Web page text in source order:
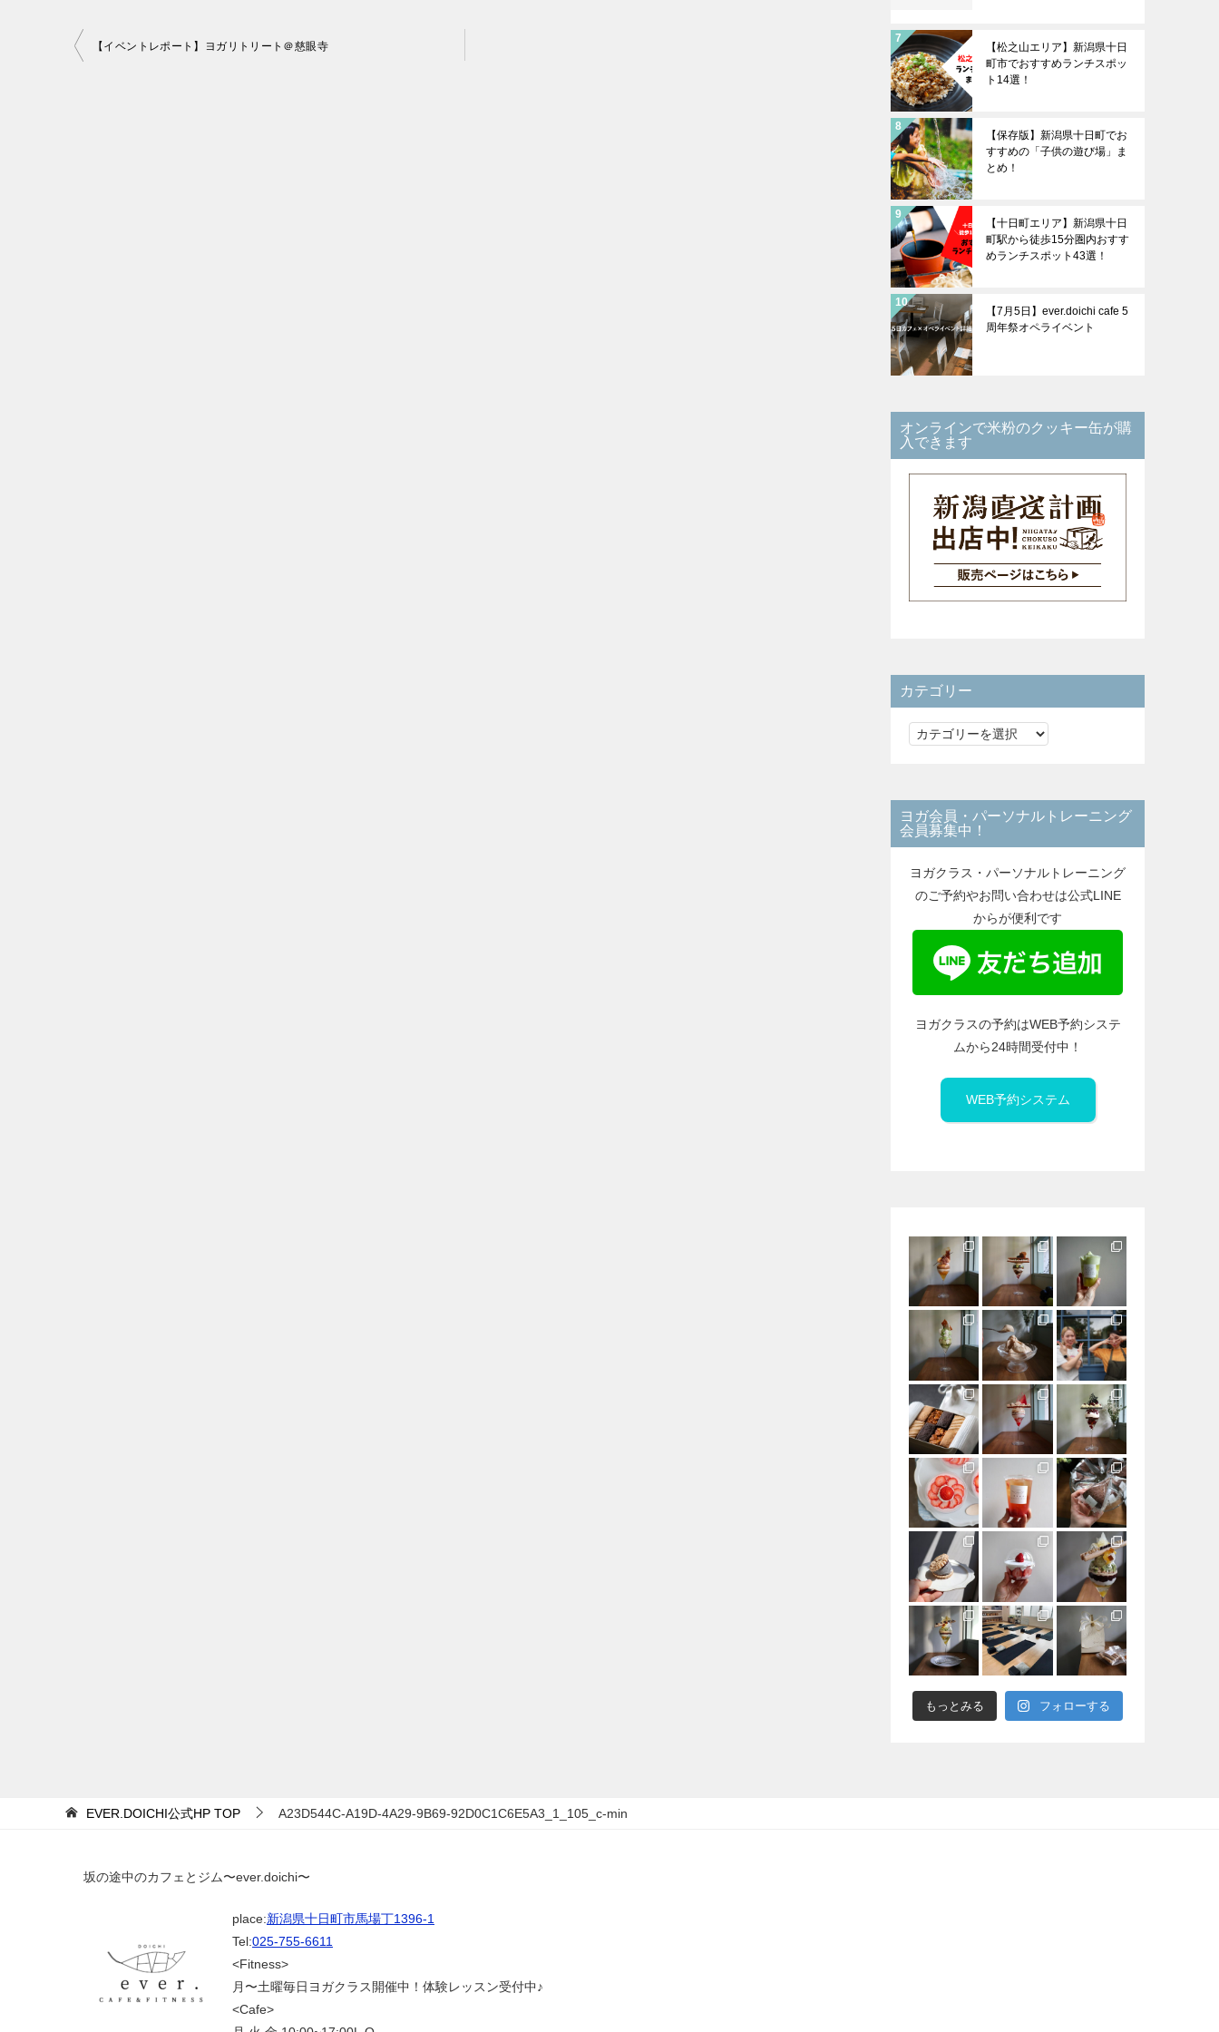
投
【イベントレポート】ヨガリトリート＠慈眼寺
【松之山エリア】新潟県十日
町市でおすすめランチスポッ
ト14選！
【保存版】新潟県十日町でお
すすめの「子供の遊び場」ま
とめ！
【十日町エリア】新潟県十日
町駅から徒歩15分圏内おすす
めランチスポット43選！
【7月5日】ever.doichi cafe 5
周年祭オペライベント
オンラインで米粉のクッキー缶が購
入できます
カテゴリー
カ
リ
ー
ヨガ会員・パーソナルトレーニング
会員募集中！
ヨガクラス・パーソナルトレーニング
のご予約やお問い合わせは公式LINE
からが便利です
ヨガクラスの予約はWEB予約システ
ムから24時間受付中！
WEB予約システム
もっとみる フォローする
EVER.DOICHI公式HP TOP A23D544C-A19D-4A29-9B69-92D0C1C6E5A3_1_105_c-min
坂の途中のカフェとジム〜ever.doichi〜
place:新潟県十日町市馬場丁1396-1
Tel:025-755-6611
<Fitness>
月〜土曜毎日ヨガクラス開催中！体験レッスン受付中♪
<Cafe>